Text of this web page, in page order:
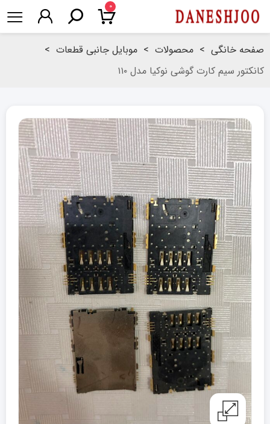
۰
صفحه خانگی > محصولات > موبایل جانبی قطعات >
کانکتور سیم کارت گوشی نوکیا مدل ۱۱۰